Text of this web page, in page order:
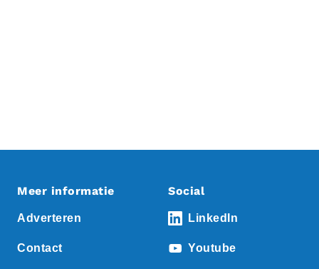
Meer informatie
Adverteren
Contact
Social
LinkedIn
Youtube